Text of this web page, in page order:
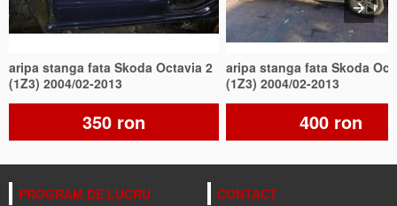
aripa stanga fata Skoda Octavia 2
(1Z3) 2004/02-2013
350 ron
aripa stanga fata Skoda
(1Z3) 2004/02-2013
400 ron
PROGRAM DE LUCRU
CONTACT